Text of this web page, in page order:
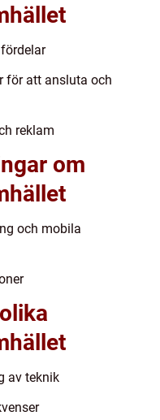
för att ansluta och
reklam
om
och mobila
av teknik